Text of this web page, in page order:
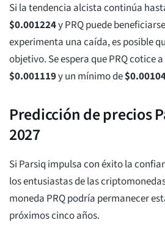
Si la tendencia alcista continúa
$0.001224y PRQ puede
experimenta una caída, es posible
objetivo. Se espera que PRQ cotice
$0.001119y un mínimo de$
Predicción de precios
2027
Si Parsiq impulsa con éxito la
los entusiastas de las
moneda PRQ podría permanecer
próximos cinco años.